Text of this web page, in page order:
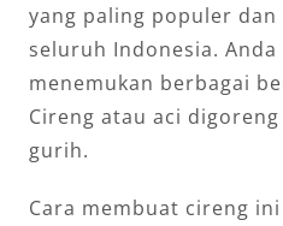
yang paling populer
seluruh Indonesia.
menemukan berbagai
Cireng atau aci
gurih.
Cara membuat cireng